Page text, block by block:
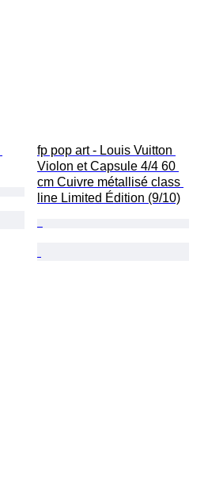
fp pop art - Louis Vuitton
Violon et Capsule 4/4 60
cm Cuivre métallisé class
line Limited Édition (9/10)